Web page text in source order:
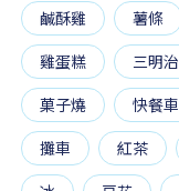
鹹酥雞
薯條
雞蛋糕
三明治
菓子燒
快餐車
攤車
紅茶